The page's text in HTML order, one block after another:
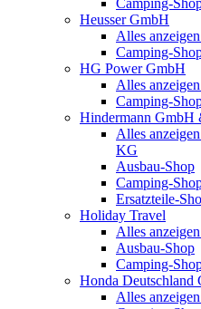
Camping-
Heusser GmbH
Alles
Camping-
HG Power GmbH
Alles
Camping-
Hindermann GmbH
Alles
KG
Ausbau-Shop
Camping-
Ersatzteile-
Holiday Travel
Alles
Ausbau-Shop
Camping-
Honda Deutschland
Alles